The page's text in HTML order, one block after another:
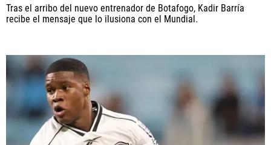
Tras el arribo del nuevo entrenador de Botafogo, Kadir Barría
recibe el mensaje que lo ilusiona con el Mundial.